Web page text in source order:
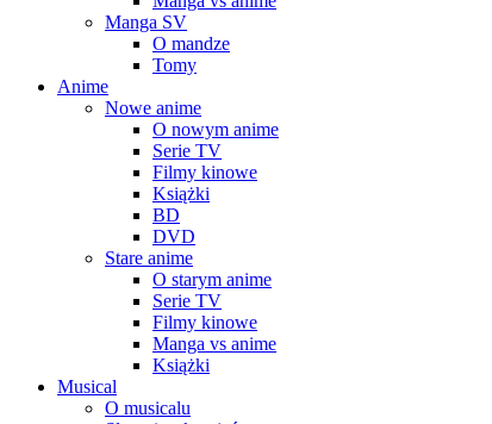
Manga SV
O mandze
Tomy
Anime
Nowe anime
O nowym anime
Serie TV
Filmy kinowe
Książki
BD
DVD
Stare anime
O starym anime
Serie TV
Filmy kinowe
Manga vs anime
Książki
Musical
O musicalu